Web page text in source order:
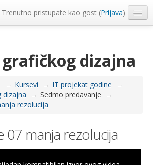
Trenutno pristupate kao gost (Prijava)
dizajna
→ Kursevi → IT projekat godine
→
dizajna
→ Sedmo predavanje
→
rezolucija
07 manja rezolucija